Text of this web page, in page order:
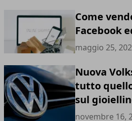
Come
Facebook
maggio 25,
Nuova
tutto
sul
novembre 16,